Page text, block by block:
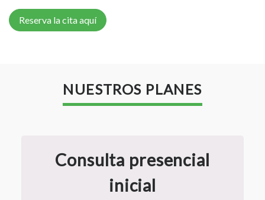
Reserva la cita aquí
NUESTROS PLANES
Consulta presencial
inicial